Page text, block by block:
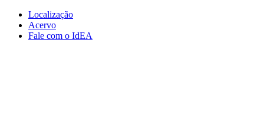
Conteúdo principal
Localização
Acervo
Fale com o IdEA